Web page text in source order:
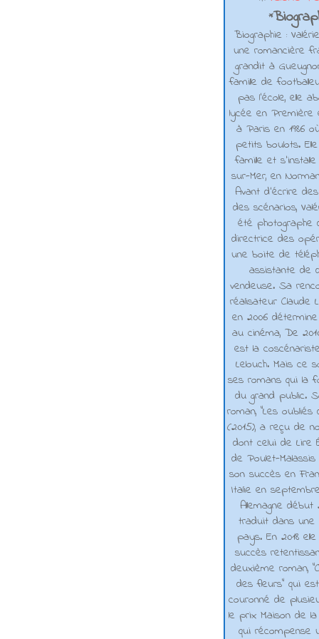
*
Biographie :
une romancière
grandit à
famille de
pas l'école, elle
lycée en
à Paris en 1986
petits boulots.
famille et
sur-Mer, en
Avant d’écrire
des scénarios,
été photographe
directrice des
une boite de
assistante de
vendeuse. Sa
réalisateur Claude
en 2006
au cinéma, De
est la
Lelouch. Mais ce
ses romans qui la
du grand public.
roman, "Les oubliés
(2015), a reçu de
dont celui de Lire
de Poulet-
son succès en
Italie en
Allemagne début
traduit dans une
pays. En 2018
succès
deuxième roman,
des fleurs" qui
couronné de
le prix Maison de la
qui récompense